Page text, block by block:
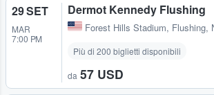
29 SET
MAR
7:00 PM
Dermot Kennedy Flushing
Forest Hills Stadium, Flushing,
Più di 200 biglietti disponibili
da 57 USD